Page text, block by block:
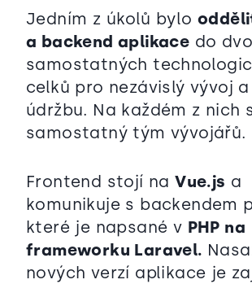
Jedním z úkolů bylo
a backend aplikace do
samostatných
celků pro nezávislý vývoj
údržbu. Na každém z nich
samostatný tým vývojářů.
Frontend stojí naVue.js a
komunikuje s backendem
které je napsané v PHP na
frameworku Laravel.
nových verzí aplikace je